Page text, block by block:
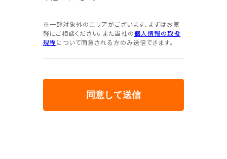
※一部対象外のエリアがございます、まずはお気
軽にご相談ください。また当社の個人情報の取扱
規程 について同意される方のみ送信できます。